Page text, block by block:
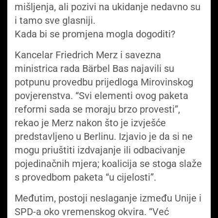
mišljenja, ali pozivi na ukidanje nedavno su
i tamo sve glasniji.
Kada bi se promjena mogla dogoditi?
Kancelar Friedrich Merz i savezna
ministrica rada Bärbel Bas najavili su
potpunu provedbu prijedloga Mirovinskog
povjerenstva. “Svi elementi ovog paketa
reformi sada se moraju brzo provesti”,
rekao je Merz nakon što je izvješće
predstavljeno u Berlinu. Izjavio je da si ne
mogu priuštiti izdvajanje ili odbacivanje
pojedinačnih mjera; koalicija se stoga slaže
s provedbom paketa “u cijelosti”.
Međutim, postoji neslaganje između Unije i
SPD-a oko vremenskog okvira. “Već